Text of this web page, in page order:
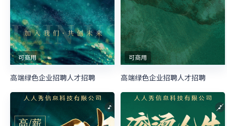
可商用
高端绿色企业招聘人才招聘
可商用
高端绿色企业招聘人才招聘